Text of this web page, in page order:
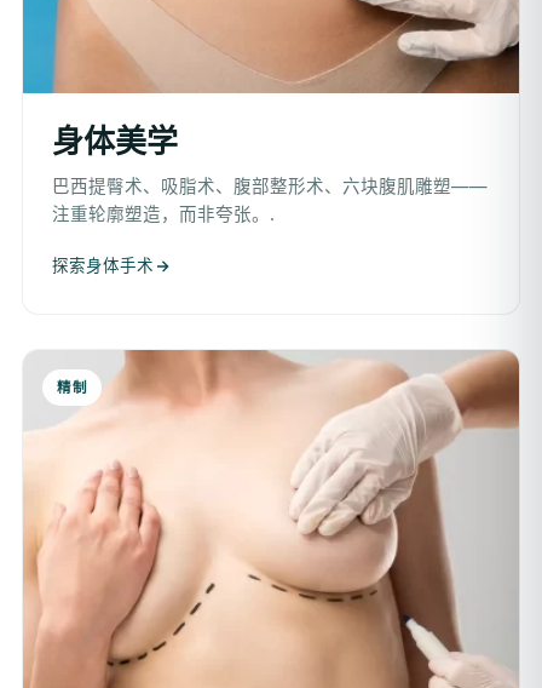
身体美学
巴西提臀术、吸脂术、腹部整形术、六块腹肌雕塑——
注重轮廓塑造，而非夸张。.
探索身体手术
精制